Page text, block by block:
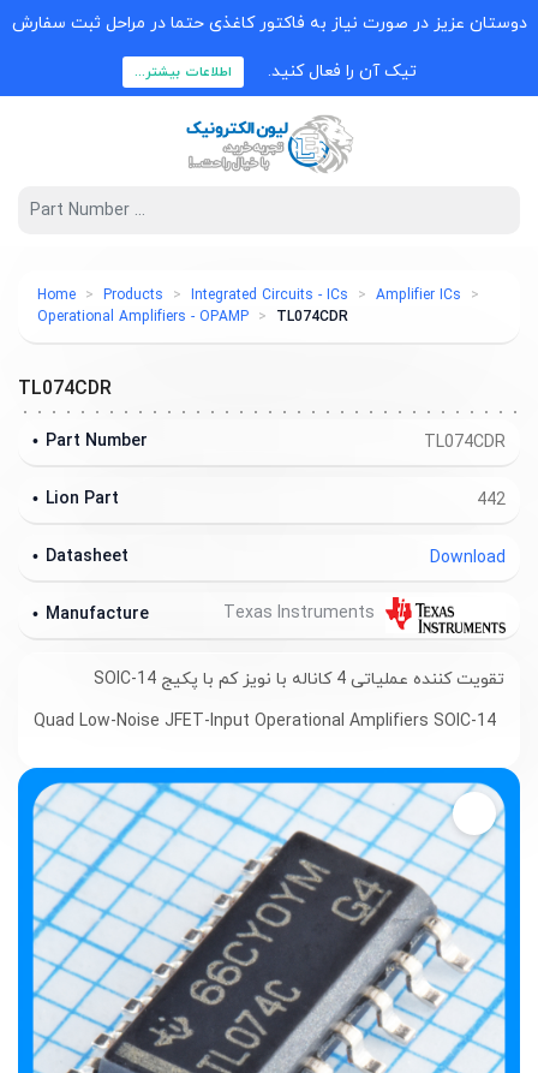
دوستان عزیز در صورت نیاز به فاکتور کاغذی حتما در مراحل ثبت سفارش
تیک آن را فعال کنید. اطلاعات بیشتر...
Home Products Integrated Circuits - ICs
Amplifier ICs
Operational Amplifiers - OPAMP
TL074CDR
TL074CDR
TL074CDR
Part Number
442
Lion Part
Download
Datasheet
Manufacture
تقویت کننده عملیاتی 4 کاناله با نویز کم با پکیج SOIC-14
Quad Low-Noise JFET-Input Operational Amplifiers SOIC-14